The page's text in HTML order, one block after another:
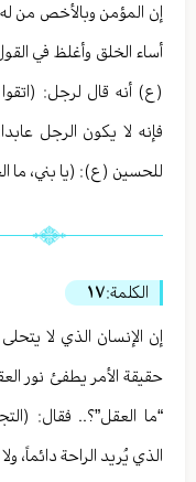
إن المؤمن وبالأخص من
أساء الخلق وأغلظ في
(ع) أنه قال لرجل:
فإنه لا يكون الرجل
للحسين (ع): (يا بني، ما
الكلمة:١٧
إن الإنسان الذي لا
حقيقة الأمر يطفئ نور
“ما العقل”؟.. فقال:
الذي يُريد الراحة دائماً،